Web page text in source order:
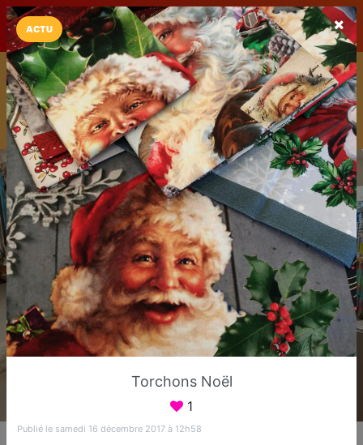
LaCarte LaCarte sur
Play Store
Installez l'App LaCarte
Téléchargez gratuitement l'app LaCarte pour suivre vos
commerces favoris et ne rien rater !
Télécharger Plus tard
L'Esprit Du Sud
ACTU
Torchons Noël
1
Publié le samedi 16 décembre 2017 à 12h58